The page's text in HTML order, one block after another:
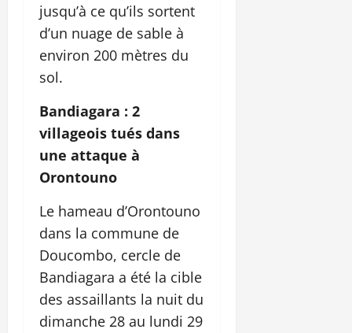
jusqu’à ce qu’ils sortent
d’un nuage de sable à
environ 200 mètres du
sol.
Bandiagara : 2
villageois tués dans
une attaque à
Orontouno
Le hameau d’Orontouno
dans la commune de
Doucombo, cercle de
Bandiagara a été la cible
des assaillants la nuit du
dimanche 28 au lundi 29